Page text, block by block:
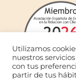
Utilizamos
nuestros
con tus
partir de tus